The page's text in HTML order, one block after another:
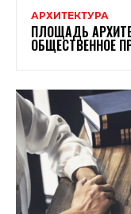
АРХИТЕКТУРА
ПЛОЩАДЬ
ОБЩЕСТВЕННОЕ